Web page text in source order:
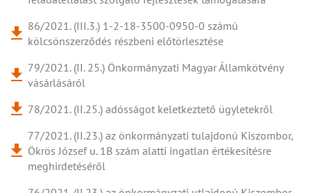
86/2021. (III.3.) 1-2-18-3500-0950-0 számú
kölcsönszerződés részbeni előtörlesztése
79/2021. (II. 25.) Önkormányzati Magyar Államkötvény
vásárlásáról
78/2021. (II.25.) adósságot keletkeztető ügyletekről
77/2021. (II.23.) az önkormányzati tulajdonú Kiszombor,
Ökrös József u. 1B szám alatti ingatlan értékesítésre
meghirdetéséről